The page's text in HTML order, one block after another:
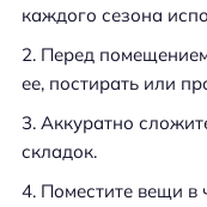
каждого сезона
Перед
ее, постирать или
Аккуратно
складок.
Поместите вещи в